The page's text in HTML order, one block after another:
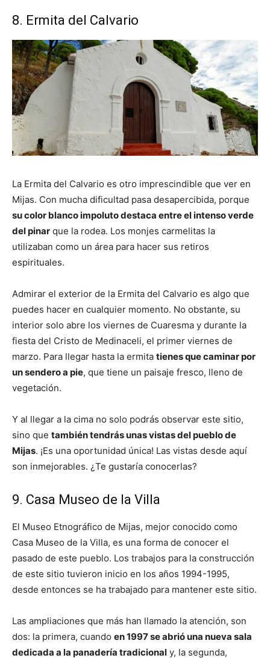
8. Ermita del Calvario
La Ermita del Calvario es otro imprescindible que ver en
Mijas. Con mucha dificultad pasa desapercibida, porque
su color blanco impoluto destaca entre el intenso verde
del pinar que la rodea. Los monjes carmelitas la
utilizaban como un área para hacer sus retiros
espirituales.
Admirar el exterior de la Ermita del Calvario es algo que
puedes hacer en cualquier momento. No obstante, su
interior solo abre los viernes de Cuaresma y durante la
fiesta del Cristo de Medinaceli, el primer viernes de
marzo. Para llegar hasta la ermita tienes que caminar por
un sendero a pie, que tiene un paisaje fresco, lleno de
vegetación.
Y al llegar a la cima no solo podrás observar este sitio,
sino que también tendrás unas vistas del pueblo de
Mijas. ¡Es una oportunidad única! Las vistas desde aquí
son inmejorables. ¿Te gustaría conocerlas?
9. Casa Museo de la Villa
El Museo Etnográfico de Mijas, mejor conocido como
Casa Museo de la Villa, es una forma de conocer el
pasado de este pueblo. Los trabajos para la construcción
de este sitio tuvieron inicio en los años 1994-1995,
desde entonces se ha trabajado para mantener este sitio.
Las ampliaciones que más han llamado la atención, son
dos: la primera, cuando en 1997 se abrió una nueva sala
dedicada a la panadería tradicional y, la segunda,